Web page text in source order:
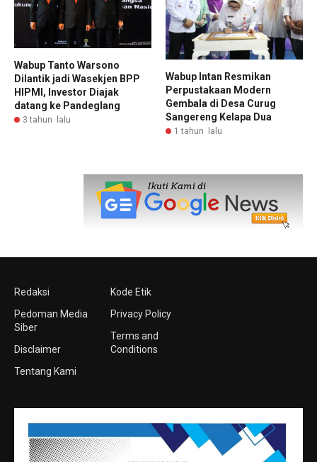
Wabup Tanto Warsono
Dilantik jadi Wasekjen BPP
HIPMI, Investor Diajak
datang ke Pandeglang
3 tahun lalu
Wabup Intan Resmikan
Perpustakaan Modern
Gembala di Desa Curug
Sangereng Kelapa Dua
1 tahun lalu
Redaksi
Pedoman Media
Siber
Disclaimer
Tentang Kami
Kode Etik
Privacy Policy
Terms and
Conditions